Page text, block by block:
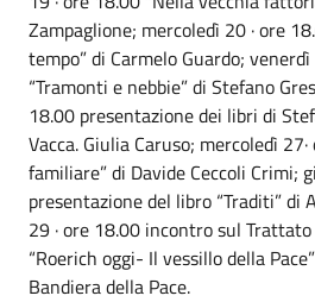
Zampaglione; mercoledì 20 · ore
tempo” di Carmelo Guardo;
“Tramonti e nebbie” di Stefano
18.00 presentazione dei libri di
Vacca. Giulia Caruso; mercoledì
familiare” di Davide Ceccoli Crimi;
presentazione del libro “Traditi” di
29 · ore 18.00 incontro sul
“Roerich oggi- Il vessillo della
Bandiera della Pace.